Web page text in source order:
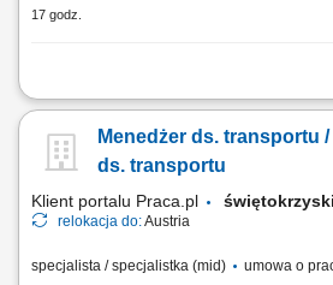
17 godz.
Opis stanowiska Twój dzień pracy to
dostawcze kat. B w obsadzie jednoosobowej,
rejestracji czasu pracy przez tachograf.
Menedżer ds. transportu
ds. transportu
Klient portalu Praca.pl
relokacja do:Austria
specjalista / specjalistka (mid) umowa o